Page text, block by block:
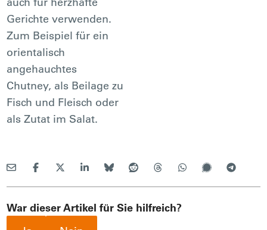
Gerichte verwenden.
Zum Beispiel für ein
orientalisch
angehauchtes
Chutney, als Beilage zu
Fisch und Fleisch oder
als Zutat im Salat.
War dieser Artikel für Sie hilfreich?